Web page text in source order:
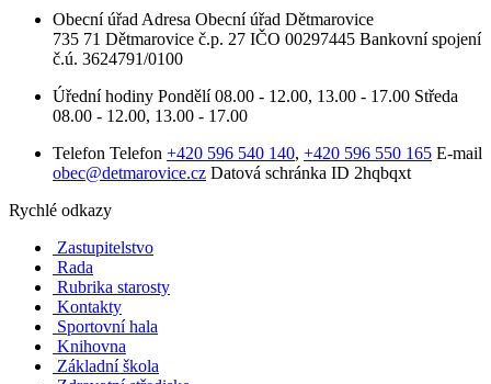
Obecní úřad Adresa Obecní úřad Dětmarovice
735 71 Dětmarovice č.p. 27 IČO 00297445 Bankovní spojení
č.ú. 3624791/0100
Úřední hodiny Pondělí 08.00 - 12.00, 13.00 - 17.00 Středa
08.00 - 12.00, 13.00 - 17.00
Telefon Telefon +420 596 540 140, +420 596 550 165 E-mail
obec@detmarovice.cz Datová schránka ID 2hqbqxt
Rychlé odkazy
Zastupitelstvo
Rada
Rubrika starosty
Kontakty
Sportovní hala
Knihovna
Základní škola